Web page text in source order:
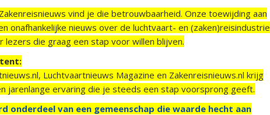
vind je die betrouwbaarheid. Onze toewijding aan
onafhankelijke nieuws over de luchtvaart- en (zaken)reisindustrie
lezers die graag een stap voor willen blijven.
Luchtvaartnieuws Magazine en Zakenreisnieuws.nl krijg
jarenlange ervaring die je steeds een stap voorsprong geeft.
onderdeel van een gemeenschap die waarde hecht aan